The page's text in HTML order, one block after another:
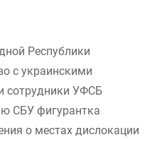
Республики
с украинскими
сотрудники УФСБ
СБУ фигурантка
о местах дислокации